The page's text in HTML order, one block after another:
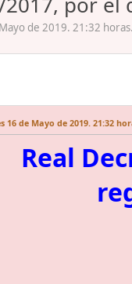
de 2019. 21:32 horas.
16 de Mayo de 2019. 21:32
Real